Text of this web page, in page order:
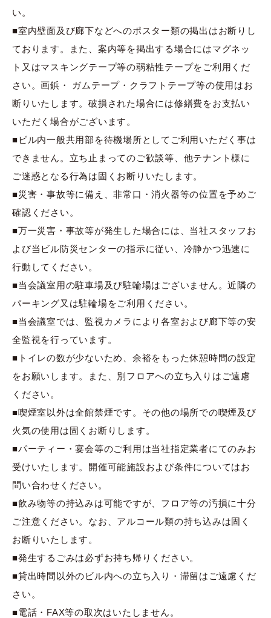
い。
■室内壁面及び廊下などへのポスター類の掲出はお断りし
ております。また、案内等を掲出する場合にはマグネッ
ト又はマスキングテープ等の弱粘性テープをご利用くだ
さい。画鋲・ ガムテープ・クラフトテープ等の使用はお
断りいたします。破損された場合には修繕費をお支払い
いただく場合がございます。
■ビル内一般共用部を待機場所としてご利用いただく事は
できません。立ち止まってのご歓談等、他テナント様に
ご迷惑となる行為は固くお断りいたします。
■災害・事故等に備え、非常口・消火器等の位置を予めご
確認ください。
■万一災害・事故等が発生した場合には、当社スタッフお
よび当ビル防災センターの指示に従い、冷静かつ迅速に
行動してください。
■当会議室用の駐車場及び駐輪場はございません。近隣の
パーキング又は駐輪場をご利用ください。
■当会議室では、監視カメラにより各室および廊下等の安
全監視を行っています。
■トイレの数が少ないため、余裕をもった休憩時間の設定
をお願いします。また、別フロアへの立ち入りはご遠慮
ください。
■喫煙室以外は全館禁煙です。その他の場所での喫煙及び
火気の使用は固くお断りします。
■パーティー・宴会等のご利用は当社指定業者にてのみお
受けいたします。開催可能施設および条件についてはお
問い合わせください。
■飲み物等の持込みは可能ですが、フロア等の汚損に十分
ご注意ください。なお、アルコール類の持ち込みは固く
お断りいたします。
■発生するごみは必ずお持ち帰りください。
■貸出時間以外のビル内への立ち入り・滞留はご遠慮くだ
さい。
■電話・FAX等の取次はいたしません。